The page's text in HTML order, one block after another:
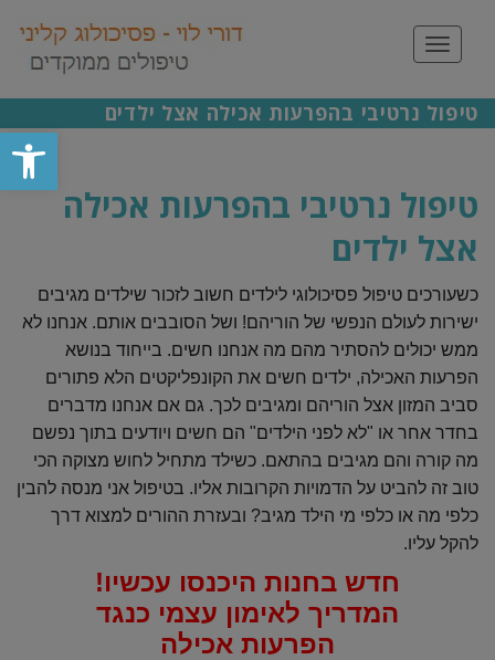
פתח
תפריט
טיפול נרטיבי בהפרעות אכילה אצל ילדים
טיפול נרטיבי בהפרעות אכילה
אצל ילדים
כשעורכים טיפול פסיכולוגי לילדים חשוב לזכור שילדים מגיבים
ישירות לעולם הנפשי של הוריהם! ושל הסובבים אותם. אנחנו לא
ממש יכולים להסתיר מהם מה אנחנו חשים. בייחוד בנושא
הפרעות האכילה, ילדים חשים את הקונפליקטים הלא פתורים
סביב המזון אצל הוריהם ומגיבים לכך. גם אם אנחנו מדברים
בחדר אחר או "לא לפני הילדים" הם חשים ויודעים בתוך נפשם
מה קורה והם מגיבים בהתאם. כשילד מתחיל לחוש מצוקה הכי
טוב זה להביט על הדמויות הקרובות אליו. בטיפול אני מנסה להבין
כלפי מה או כלפי מי הילד מגיב? ובעזרת ההורים למצוא דרך
להקל עליו.
חדש בחנות היכנסו עכשיו!
המדריך לאימון עצמי כנגד
הפרעות אכילה